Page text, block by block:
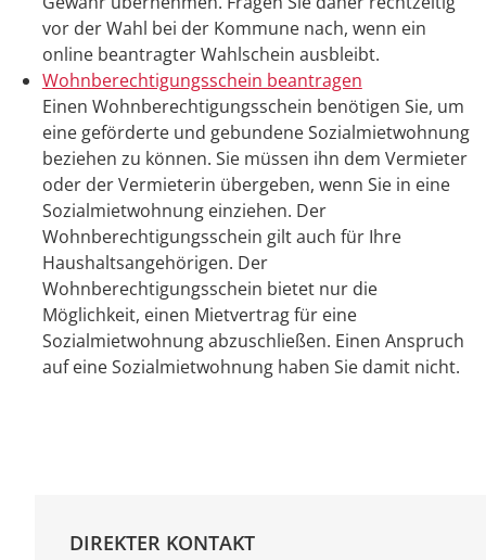
vor der Wahl bei der Kommune nach, wenn ein
online beantragter Wahlschein ausbleibt.
Wohnberechtigungsschein beantragen
Einen Wohnberechtigungsschein benötigen Sie, um
eine geförderte und gebundene Sozialmietwohnung
beziehen zu können. Sie müssen ihn dem Vermieter
oder der Vermieterin übergeben, wenn Sie in eine
Sozialmietwohnung einziehen. Der
Wohnberechtigungsschein gilt auch für Ihre
Haushaltsangehörigen. Der
Wohnberechtigungsschein bietet nur die
Möglichkeit, einen Mietvertrag für eine
Sozialmietwohnung abzuschließen. Einen Anspruch
auf eine Sozialmietwohnung haben Sie damit nicht.
DIREKTER KONTAKT